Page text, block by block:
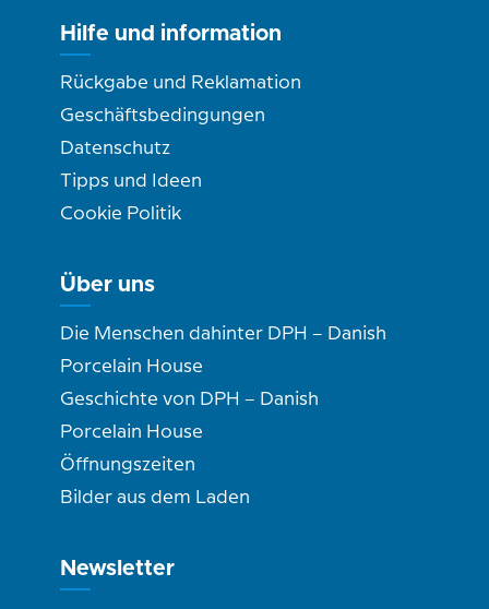
Hilfe und information
Rückgabe und Reklamation
Geschäftsbedingungen
Datenschutz
Tipps und Ideen
Cookie Politik
Über uns
Die Menschen dahinter DPH – Danish
Porcelain House
Geschichte von DPH – Danish
Porcelain House
Öffnungszeiten
Bilder aus dem Laden
Newsletter